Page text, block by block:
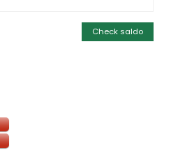
Check saldo